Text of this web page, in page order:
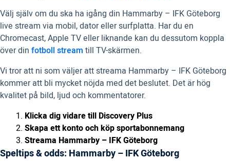
Välj själv om du ska ha igång din Hammarby – IFK Göteborg
live stream via mobil, dator eller surfplatta. Har du en
Chromecast, Apple TV eller liknande kan du dessutom koppla
över din fotboll stream till TV-skärmen.
Vi tror att ni som väljer att streama Hammarby – IFK Göteborg
kommer att bli mycket nöjda med det beslutet. Det är hög
kvalitet på bild, ljud och kommentatorer.
Klicka dig vidare till Discovery Plus
Skapa ett konto och köp sportabonnemang
Streama Hammarby – IFK Göteborg
Speltips & odds: Hammarby – IFK Göteborg